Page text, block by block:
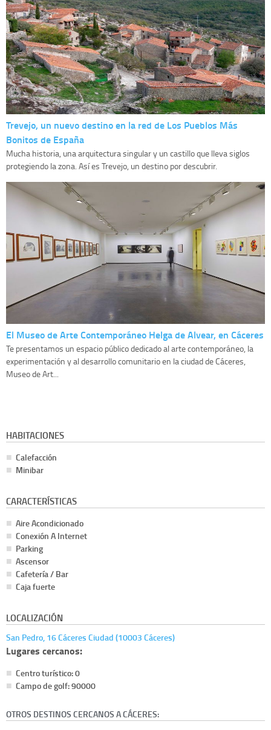
Trevejo, un nuevo destino en la red de Los Pueblos Más
Bonitos de España
Mucha historia, una arquitectura singular y un castillo que lleva siglos
protegiendo la zona. Así es Trevejo, un destino por descubrir.
El Museo de Arte Contemporáneo Helga de Alvear, en Cáceres
Te presentamos un espacio público dedicado al arte contemporáneo, la
experimentación y al desarrollo comunitario en la ciudad de Cáceres,
Museo de Art...
HABITACIONES
Calefacción
Minibar
CARACTERÍSTICAS
Aire Acondicionado
Conexión A Internet
Parking
Ascensor
Cafetería / Bar
Caja fuerte
LOCALIZACIÓN
San Pedro, 16 Cáceres Ciudad (10003 Cáceres)
Lugares cercanos:
Centro turístico: 0
Campo de golf: 90000
OTROS DESTINOS CERCANOS A CÁCERES: